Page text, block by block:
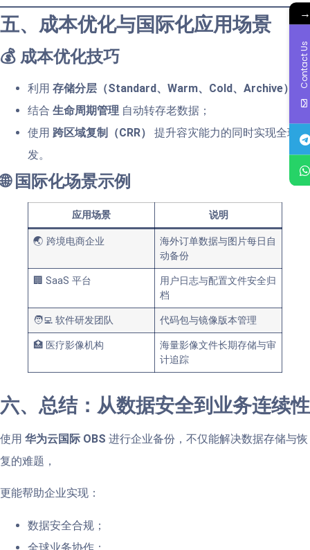
五、成本优化与国际化应用场景
💰 成本优化技巧
利用 存储分层（Standard、Warm、Cold、Archive）
；
结合 生命周期管理 自动转存老数据；
使用 跨区域复制（CRR）
提升容灾能力的同时实现全球分
发。
🌐 国际化场景示例
应用场景 说明
🌏 跨境电商企业
海外订单数据与图片每日自
动备份
🏢 SaaS 平台
用户日志与配置文件安全归
档
🧑‍💻 软件研发团队 代码包与镜像版本管理
🏥 医疗影像机构
海量影像文件长期存储与审
计追踪
六、总结：从数据安全到业务连续性
使用 华为云国际 OBS 进行企业备份，不仅能解决数据存储与恢
复的难题，
更能帮助企业实现：
数据安全合规；
全球业务协作；
→
Contact Us